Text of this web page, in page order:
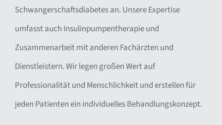
Schwangerschaftsdiabetes an. Unsere Expertise
umfasst auch Insulinpumpentherapie und
Zusammenarbeit mit anderen Fachärzten und
Dienstleistern. Wir legen großen Wert auf
Professionalität und Menschlichkeit und erstellen für
jeden Patienten ein individuelles Behandlungskonzept.